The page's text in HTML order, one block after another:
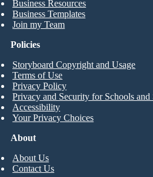
Business Resources
Business Templates
Join my Team
About
About Us
Contact Us
Policies
Storyboard Copyright and Usage
Terms of Use
Privacy Policy
Privacy and Security for Schools and
Accessibility
Your Privacy Choices